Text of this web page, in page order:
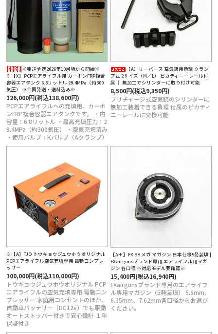
※発送予定2026年10月頃から開始※
※【X】PCPエアライフル用 カーボンFRP複合
容器エアタンク 6.8リットル 29.4MPa（約300
気圧） ※全国発送・送料込み※
126,000円(税込138,600円)
PCPエアライフルへの充填用、カーボ
ンFRP複合容器エアタンクです。 ・内
容量：6.8リットル ・最高充填圧力：2
9.4MPa（約300気圧） ・空気充填済み
・使用バルブ：Kバルブ（Aクランプ）
【A】リーパース 空気銃用負環 クラン
プ式 2サイズ（M／L） ピカティニーレール付
属 ｜ 無加工でシリンダーに取り付け可能
8,500円(税込9,350円)
プリチャージ式空気銃のシリンダーに
無加工装着できる負環 付属のピカティ
ニーレールに交換可能
※【A】TJO トウキョウジュウホウオリジナル
PCPエアライフル空気充填専用 電動コンプレ
ッサー
100,000円(税込110,000円)
トウキョウジュウホウオリジナル PCP
エアライフルの空気充填専用 電動コン
プレッサー 家庭用コンセントのほか、
自動車バッテリー（DC12v）でも駆動
オートストッパー付きで安心設計 １年
保証付き
【A＋】FX SS メガ マガジン 日本仕様5発装填 |
FXairgunsブランド専用 エアライフル用マガ
ジン 各口径 ※対応モデル要確認※
15,400円(税込16,940円)
FXairgunsブランド専用のエアライフ
ル専用マガジン（5発装填） 5.5mm、
6.35mm、7.62mm各口径からお選び
ください。